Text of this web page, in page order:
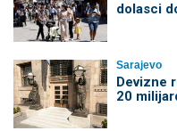
dolasci
Sarajevo
Devizne
20